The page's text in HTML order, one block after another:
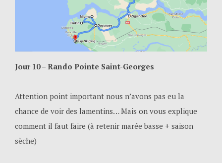
Jour 10 – Rando Pointe Saint-Georges
Attention point important nous n’avons pas eu la
chance de voir des lamentins… Mais on vous explique
comment il faut faire (à retenir marée basse + saison
sèche)